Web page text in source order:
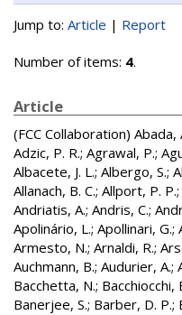
Jump to: Article | Report
Number of items: 4.
Article
(FCC Collaboration) Abada,
Adzic, P. R.; Agrawal, P.;
Albacete, J. L.; Albergo, S.;
Allanach, B. C.; Allport, P. P.;
Andriatis, A.; Andris, C.;
Apolinário, L.; Apollinari, G.;
Armesto, N.; Arnaldi, R.;
Auchmann, B.; Audurier, A.;
Bacchetta, N.; Bacchiocchi,
Banerjee, S.; Barber, D. P.;